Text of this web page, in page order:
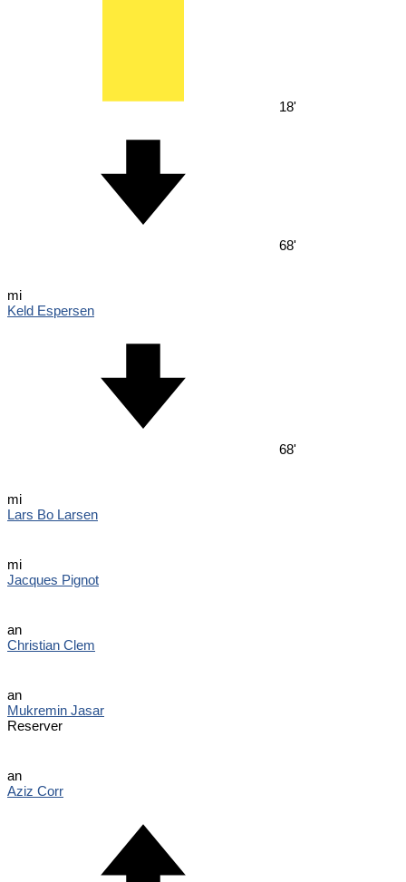
18'
68'
mi
Keld Espersen
68'
mi
Lars Bo Larsen
mi
Jacques Pignot
an
Christian Clem
an
Mukremin Jasar
Reserver
an
Aziz Corr